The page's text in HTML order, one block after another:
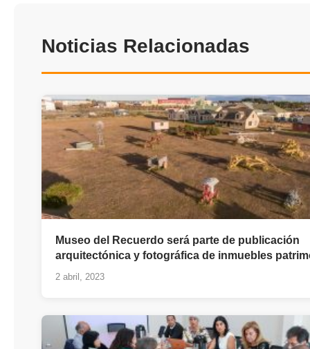
Noticias Relacionadas
Museo del Recuerdo será parte de publicación
arquitectónica y fotográfica de inmuebles
2 abril, 2023